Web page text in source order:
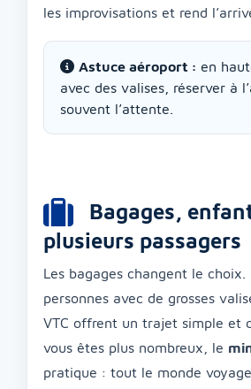
les improvisations et rend
Astuce aéroport : en
avec des valises, réserver à
souvent l’attente.
Bagages,
plusieurs passagers
Les bagages changent le choix.
personnes avec de grosses
VTC offrent un trajet simple et
vous êtes plus nombreux, le
pratique : tout le monde voyage